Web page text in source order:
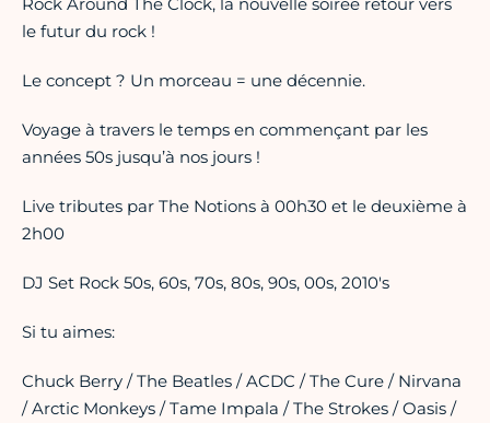
Rock Around The Clock, la nouvelle soirée retour vers
le futur du rock !
Le concept ? Un morceau = une décennie.
Voyage à travers le temps en commençant par les
années 50s jusqu’à nos jours !
Live tributes par The Notions à 00h30 et le deuxième à
2h00
DJ Set Rock 50s, 60s, 70s, 80s, 90s, 00s, 2010's
Si tu aimes:
Chuck Berry / The Beatles / ACDC / The Cure / Nirvana
/ Arctic Monkeys / Tame Impala / The Strokes / Oasis /